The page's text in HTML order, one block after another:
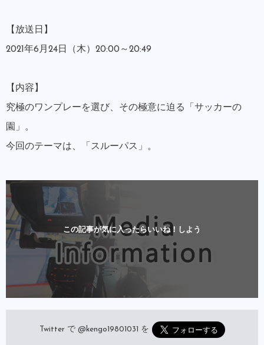
【放送日】
2021年6月24日（木）20:00～20:49
【内容】
究極のワンプレーを選び、その極意に迫る「サッカーの
園」。
今回のテーマは、「スルーパス」。
この記事が気に入ったらいいね！しよう
Twitter で @kengo19801031 を